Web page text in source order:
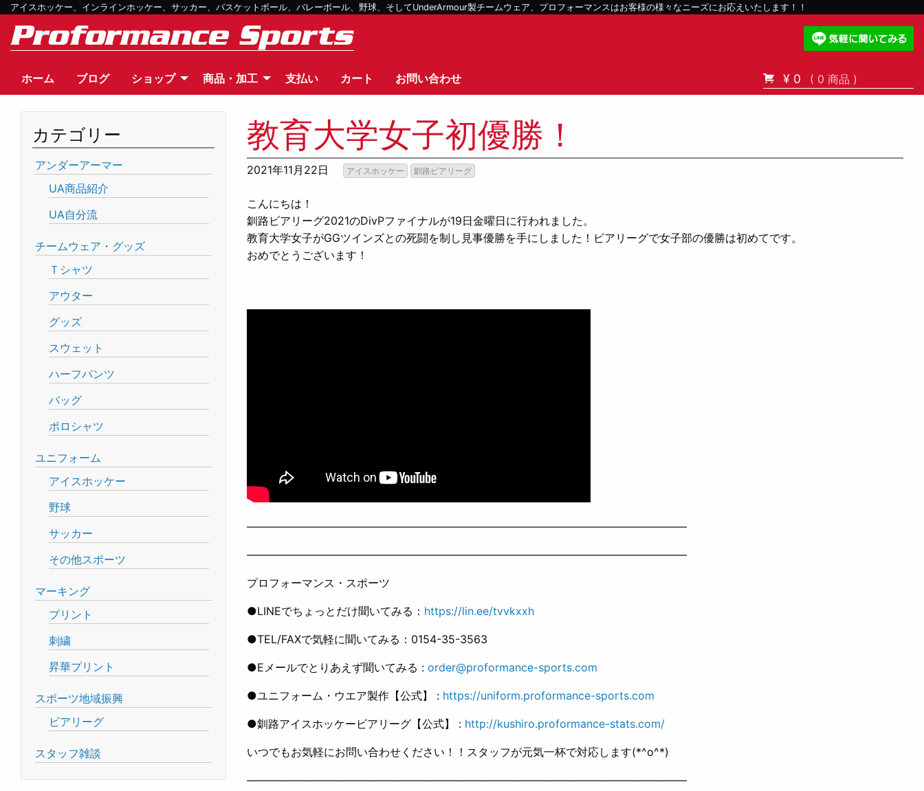
アイスホッケー、インラインホッケー、サッカー、バスケットボール、バレーボール、野球、そしてUnderArmour製チームウェア、プロフォーマンスはお客様の様々なニーズにお応えいたします！！
ホーム ブログ ショップ 商品・加工 支払い カート お問い合わせ ¥ 0 ( 0 商品 )
教育大学女子初優勝！
2021年11月22日 アイスホッケー 釧路ビアリーグ
こんにちは！
釧路ビアリーグ2021のDivPファイナルが19日金曜日に行われました。
教育大学女子がGGツインズとの死闘を制し見事優勝を手にしました！ビアリーグで女子部の優勝は初めてです。
おめでとうございます！
————————————————————————————————————————
————————————————————————————————————————
プロフォーマンス・スポーツ
●LINEでちょっとだけ聞いてみる： https://lin.ee/tvvkxxh
●TEL/FAXで気軽に聞いてみる：0154-35-3563
●Eメールでとりあえず聞いてみる : order@proformance-sports.com
●ユニフォーム・ウエア製作【公式】 : https://uniform.proformance-sports.com
●釧路アイスホッケービアリーグ【公式】 : http://kushiro.proformance-stats.com/
いつでもお気軽にお問い合わせください！！スタッフが元気一杯で対応します(*^o^*)
————————————————————————————————————————
カテゴリー
アンダーアーマー
UA商品紹介
UA自分流
チームウェア・グッズ
Ｔシャツ
アウター
グッズ
スウェット
ハーフパンツ
バッグ
ポロシャツ
ユニフォーム
アイスホッケー
野球
サッカー
その他スポーツ
マーキング
プリント
刺繍
昇華プリント
スポーツ地域振興
ビアリーグ
スタッフ雑談